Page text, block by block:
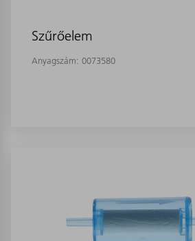
Szűrőelem
Anyagszám: 0073580